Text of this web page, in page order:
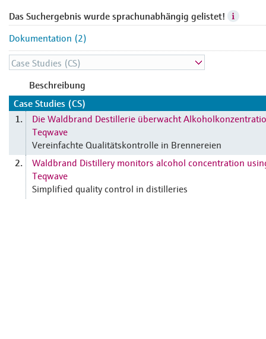
Das Suchergebnis wurde sprachunabhängig gelistet!
Dokumentation (2)
Beschreibung
Case Studies (CS)
1.
Die Waldbrand Destillerie überwacht
Teqwave
Vereinfachte Qualitätskontrolle in Brennereien
2.
Waldbrand Distillery monitors alcohol concentration
Teqwave
Simplified quality control in distilleries